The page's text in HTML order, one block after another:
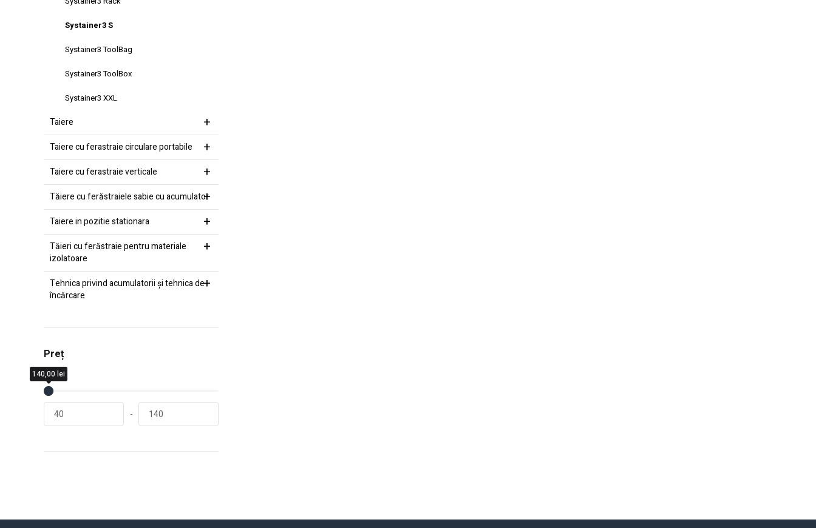
Systainer3 S
Systainer3 ToolBag
Systainer3 ToolBox
Systainer3 XXL
Taiere
Taiere cu ferastraie circulare portabile
Taiere cu ferastraie verticale
Tăiere cu ferăstraiele sabie cu acumulator
Taiere in pozitie stationara
Tăieri cu ferăstraie pentru materiale
izolatoare
Tehnica privind acumulatorii şi tehnica de
încărcare
Preț
40,00 lei
140,00 lei
-